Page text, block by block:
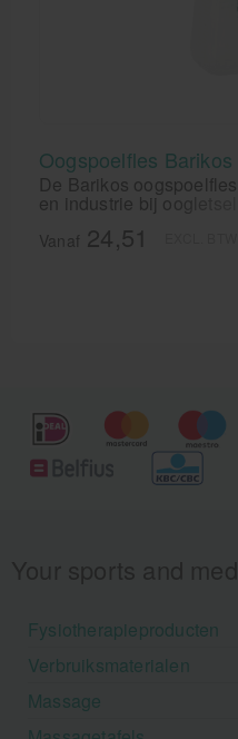
Oogspoelfles
De Barikos
en industrie bij
directe toediening
oogspoelfles snel en
chemicaliën uit je
Vanaf 24,51
Fysiotherapieproducten
Verbruiksmaterialen
Massage